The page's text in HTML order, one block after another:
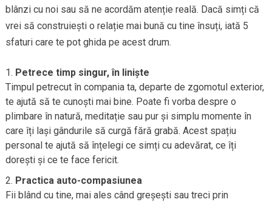
blânzi cu noi sau să ne acordăm atenție reală. Dacă simți că
vrei să construiești o relație mai bună cu tine însuți, iată 5
sfaturi care te pot ghida pe acest drum.
Petrece timp singur, în liniște
Timpul petrecut în compania ta, departe de zgomotul exterior,
te ajută să te cunoști mai bine. Poate fi vorba despre o
plimbare în natură, meditație sau pur și simplu momente în
care îți lași gândurile să curgă fără grabă. Acest spațiu
personal te ajută să înțelegi ce simți cu adevărat, ce îți
dorești și ce te face fericit.
Practica auto-compasiunea
Fii blând cu tine, mai ales când greșești sau treci prin